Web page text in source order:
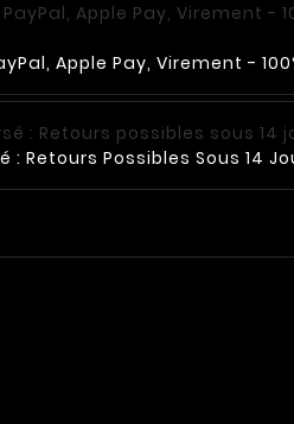
Apple Pay, Virement -
Retours Possibles Sous 14